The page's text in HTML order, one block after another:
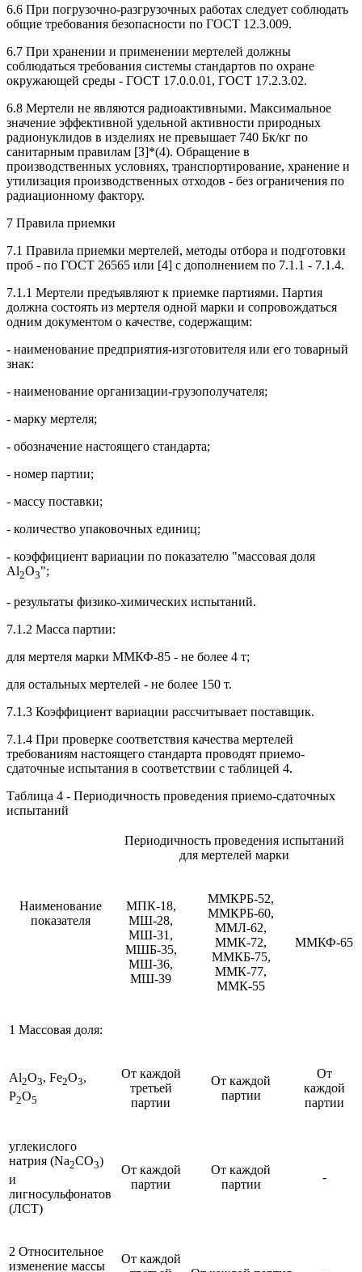
6.6 При погрузочно-разгрузочных работах следует соблюдать
общие требования безопасности по ГОСТ 12.3.009.
6.7 При хранении и применении мертелей должны
соблюдаться требования системы стандартов по охране
окружающей среды - ГОСТ 17.0.0.01, ГОСТ 17.2.3.02.
6.8 Мертели не являются радиоактивными. Максимальное
значение эффективной удельной активности природных
радионуклидов в изделиях не превышает 740 Бк/кг по
санитарным правилам [З]*(4). Обращение в
производственных условиях, транспортирование, хранение и
утилизация производственных отходов - без ограничения по
радиационному фактору.
7 Правила приемки
7.1 Правила приемки мертелей, методы отбора и подготовки
проб - по ГОСТ 26565 или [4] с дополнением по 7.1.1 - 7.1.4.
7.1.1 Мертели предъявляют к приемке партиями. Партия
должна состоять из мертеля одной марки и сопровождаться
одним документом о качестве, содержащим:
- наименование предприятия-изготовителя или его товарный
знак:
- наименование организации-грузополучателя;
- марку мертеля;
- обозначение настоящего стандарта;
- номер партии;
- массу поставки;
- количество упаковочных единиц;
- коэффициент вариации по показателю "массовая доля
Al2O3";
- результаты физико-химических испытаний.
7.1.2 Масса партии:
для мертеля марки ММКФ-85 - не более 4 т;
для остальных мертелей - не более 150 т.
7.1.3 Коэффициент вариации рассчитывает поставщик.
7.1.4 При проверке соответствия качества мертелей
требованиям настоящего стандарта проводят приемо-
сдаточные испытания в соответствии с таблицей 4.
Таблица 4 - Периодичность проведения приемо-сдаточных
испытаний
Наименование
показателя
Периодичность проведения испытаний
для мертелей марки
МПК-18,
МШ-28,
МШ-31,
МШБ-35,
МШ-36,
МШ-39
ММКРБ-52,
ММКРБ-60,
ММЛ-62,
ММК-72,
ММКБ-75,
ММК-77,
ММК-55
ММКФ-65
1 Массовая доля:
Al2O3, Fe2O3,
P2O5
От каждой
третьей
партии
От каждой
партии
От
каждой
партии
углекислого
натрия (Na2CO3)
и
лигносульфонатов
(ЛСТ)
От каждой
партии
От каждой
партии
-
2 Относительное
изменение массы
От каждой